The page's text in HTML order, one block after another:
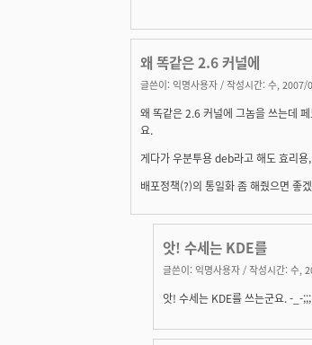
왜 똑같은 2.6 커널에
글쓴이: 익명사용자 / 작성시간: 수,
왜 똑같은 2.6 커널에 그놈을 쓰는데
요.
게다가 우분투용 deb라고 해도 효리용
배포정책(?)의 통일화 좀 해줬으면 좋
앗! 수세는 KDE를
글쓴이: 익명사용자 / 작성시간: 수,
앗! 수세는 KDE를 쓰는군요. -_-;;;